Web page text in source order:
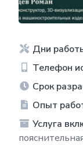
Дни
Телефон
Срок
Опыт
Услуга